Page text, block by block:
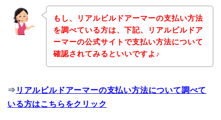
もし、リアルビルドアーマーの支払い方法
を調べている方は、下記、リアルビルドア
ーマーの公式サイトで支払い方法について
確認されてみるといいですよ♪
⇒ リアルビルドアーマーの支払い方法について調べて
いる方はこちらをクリック